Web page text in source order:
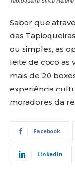
Sabor que
das
ou simples, as
leite de coco às
mais de 20
experiência
moradores da
Facebook
Linkedin